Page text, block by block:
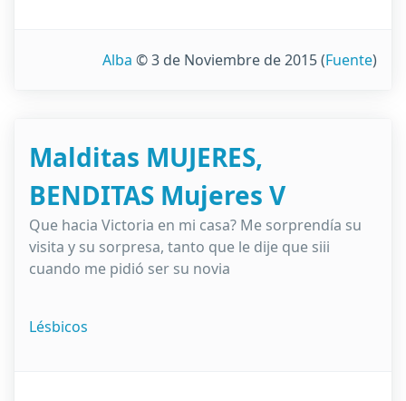
Alba © 3 de Noviembre de 2015(Fuente)
Malditas MUJERES,
BENDITAS Mujeres V
Que hacia Victoria en mi casa? Me sorprendía su
visita y su sorpresa, tanto que le dije que siii
cuando me pidió ser su novia
Lésbicos